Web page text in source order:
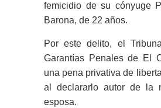
femicidio de su cónyuge
Barona, de 22 años.
Por este delito, el
Garantías Penales de El
una pena privativa de
al declararlo autor de la
esposa.